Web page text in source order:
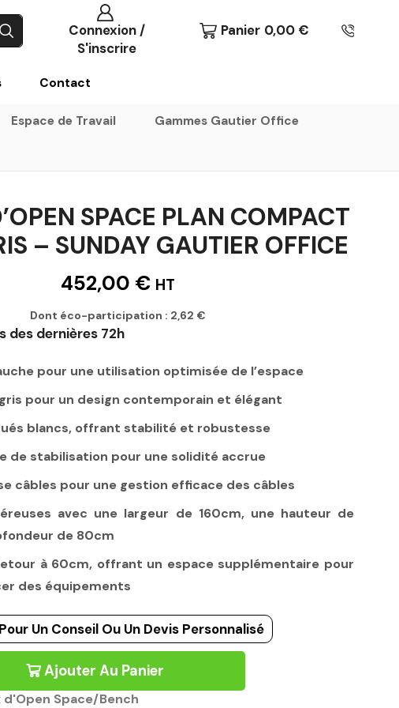
Connexion /
S'inscrire
Panier 0,00 €
Contact
Espace de Travail Gammes Gautier Office
SPACE PLAN COMPACT
– SUNDAY GAUTIER OFFICE
452,00 € HT
Dont éco-participation : 2,62 €
des dernières 72h
pour une utilisation optimisée de l’espace
gris pour un design contemporain et élégant
blancs, offrant stabilité et robustesse
de stabilisation pour une solidité accrue
câbles pour une gestion efficace des câbles
avec une largeur de 160cm, une hauteur de
de 80cm
à 60cm, offrant un espace supplémentaire pour
des équipements
Un Conseil Ou Un Devis Personnalisé
Ajouter Au Panier
d'Open Space/Bench